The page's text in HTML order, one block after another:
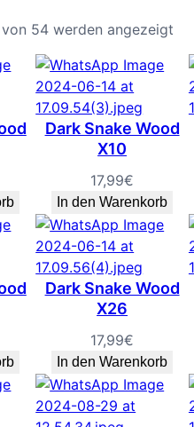
von 54 werden angezeigt
Dark Snake Wood
X10
17,99€
In den Warenkorb
Dark Snake Wood
X26
17,99€
In den Warenkorb